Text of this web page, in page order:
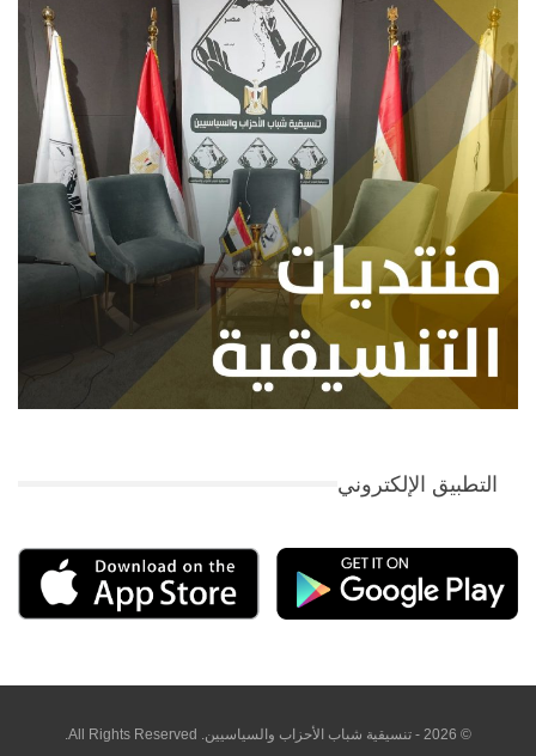
التطبيق الإلكتروني
© 2026 - تنسيقية شباب الأحزاب والسياسيين. All Rights Reserved.